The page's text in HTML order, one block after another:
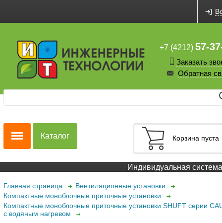
+7 (4212) 57-
Заказать
Обратная
Корзина пуста
Каталог
Индивидуальная система
Главная страница
Вентиляционные установки
Компактные моноблочные приточные установки
Компактные моноблочные приточные установки SHUFT серии
с водяным нагревом